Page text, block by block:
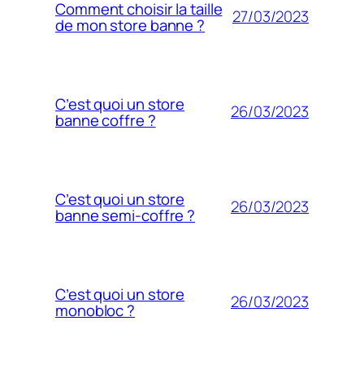
Comment choisir la taille
de mon store banne ? 27/03/2023
C’est quoi un store
banne coffre ? 26/03/2023
C’est quoi un store
banne semi-coffre ? 26/03/2023
C’est quoi un store
monobloc ? 26/03/2023